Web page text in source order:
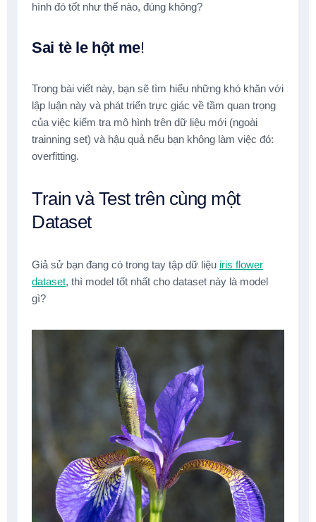
hình đó tốt như thế nào, đúng không?
Sai tè le hột me!
Trong bài viết này, bạn sẽ tìm hiểu những khó khăn với
lập luận này và phát triển trực giác về tầm quan trọng
của việc kiểm tra mô hình trên dữ liệu mới (ngoài
trainning set) và hậu quả nếu bạn không làm việc đó:
overfitting.
Train và Test trên cùng một
Dataset
Giả sử bạn đang có trong tay tập dữ liệu iris flower
dataset, thì model tốt nhất cho dataset này là model
gì?